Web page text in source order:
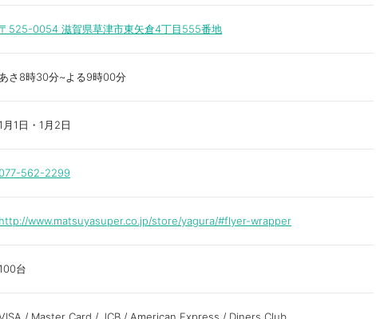
525-0054 滋賀県草津市東矢倉4丁目555番地
あさ8時30分~よる9時00分
月1日・1月2日
562-2299
http://www.matsuyasuper.co.jp/store/yagura/#flyer-wrapper
台